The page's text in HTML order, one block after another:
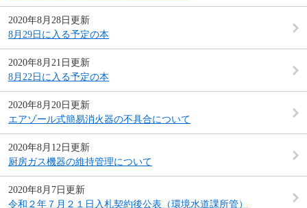
2020年8月28日更新
8月29日に入る予定の本
2020年8月21日更新
8月22日に入る予定の本
2020年8月20日更新
エアゾール式簡易消火器の不具合について
2020年8月12日更新
厨房ガス機器の維持管理について
2020年8月7日更新
令和２年７月２１日入札契約後公表（環境水道課所管）